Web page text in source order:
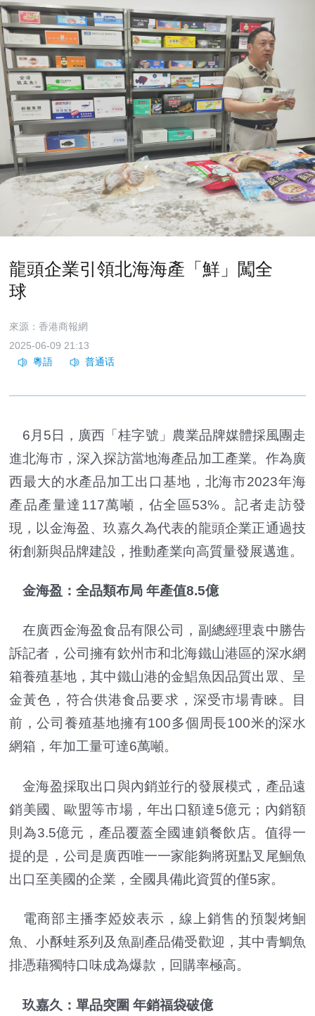
龍頭企業引領北海海產「鮮」闖全
球
來源：香港商報網
2025-06-09 21:13
6月5日，廣西「桂字號」農業品牌媒體採風團走
進北海市，深入探訪當地海產品加工產業。作為廣
西最大的水產品加工出口基地，北海市2023年海
產品產量達117萬噸，佔全區53%。記者走訪發
現，以金海盈、玖嘉久為代表的龍頭企業正通過技
術創新與品牌建設，推動產業向高質量發展邁進。
金海盈：全品類布局 年產值8.5億
在廣西金海盈食品有限公司，副總經理袁中勝告
訴記者，公司擁有欽州市和北海鐵山港區的深水網
箱養殖基地，其中鐵山港的金鯧魚因品質出眾、呈
金黃色，符合供港食品要求，深受市場青睞。目
前，公司養殖基地擁有100多個周長100米的深水
網箱，年加工量可達6萬噸。
金海盈採取出口與內銷並行的發展模式，產品遠
銷美國、歐盟等市場，年出口額達5億元；內銷額
則為3.5億元，產品覆蓋全國連鎖餐飲店。值得一
提的是，公司是廣西唯一一家能夠將斑點叉尾鮰魚
出口至美國的企業，全國具備此資質的僅5家。
電商部主播李婭姣表示，線上銷售的預製烤鮰
魚、小酥蛙系列及魚副產品備受歡迎，其中青鯛魚
排憑藉獨特口味成為爆款，回購率極高。
玖嘉久：單品突圍 年銷福袋破億